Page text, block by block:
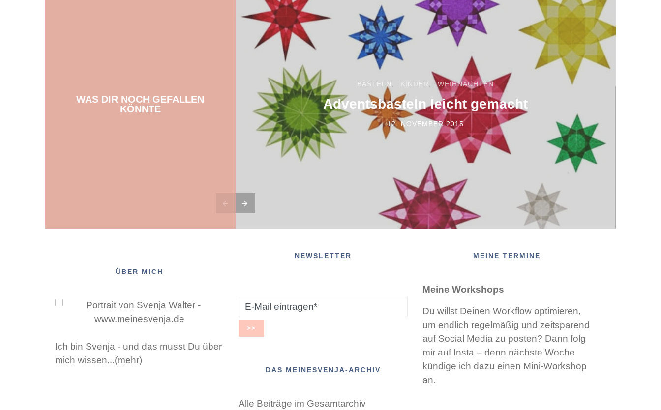
WAS DIR NOCH GEFALLEN
KÖNNTE
BASTELN KINDER WEIHNACHTEN
Adventsbasteln leicht gemacht
POSTED ON
12. NOVEMBER 2015
ÜBER MICH
Ich bin Svenja - und das musst Du über
mich wissen...(mehr)
NEWSLETTER
DAS MEINESVENJA-ARCHIV
Alle Beiträge im Gesamtarchiv
MEINE TERMINE
Meine Workshops
Du willst Deinen Workflow optimieren,
um endlich regelmäßig und zeitsparend
auf Social Media zu posten? Dann folg
mir auf Insta – denn nächste Woche
kündige ich dazu einen Mini-Workshop
an.